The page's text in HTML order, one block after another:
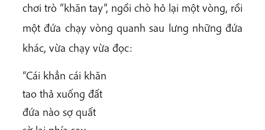
chơi trò ”khăn tay”, ngồi chò hỏ lại một vòng, rồi
một đứa chạy vòng quanh sau lưng những đứa
khác, vừa chạy vừa đọc:
“Cái khẳn cái khăn
tao thả xuống đất
đứa nào sợ quất